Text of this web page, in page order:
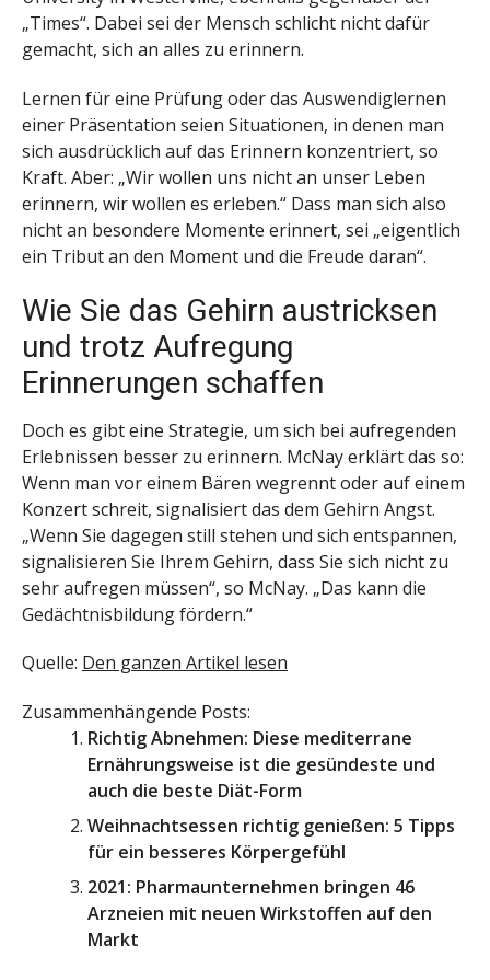
„Times“. Dabei sei der Mensch schlicht nicht dafür
gemacht, sich an alles zu erinnern.
Lernen für eine Prüfung oder das Auswendiglernen
einer Präsentation seien Situationen, in denen man
sich ausdrücklich auf das Erinnern konzentriert, so
Kraft. Aber: „Wir wollen uns nicht an unser Leben
erinnern, wir wollen es erleben.“ Dass man sich also
nicht an besondere Momente erinnert, sei „eigentlich
ein Tribut an den Moment und die Freude daran“.
Wie Sie das Gehirn austricksen
und trotz Aufregung
Erinnerungen schaffen
Doch es gibt eine Strategie, um sich bei aufregenden
Erlebnissen besser zu erinnern. McNay erklärt das so:
Wenn man vor einem Bären wegrennt oder auf einem
Konzert schreit, signalisiert das dem Gehirn Angst.
„Wenn Sie dagegen still stehen und sich entspannen,
signalisieren Sie Ihrem Gehirn, dass Sie sich nicht zu
sehr aufregen müssen“, so McNay. „Das kann die
Gedächtnisbildung fördern.“
Quelle: Den ganzen Artikel lesen
Zusammenhängende Posts:
Richtig Abnehmen: Diese mediterrane
Ernährungsweise ist die gesündeste und
auch die beste Diät-Form
Weihnachtsessen richtig genießen: 5 Tipps
für ein besseres Körpergefühl
2021: Pharmaunternehmen bringen 46
Arzneien mit neuen Wirkstoffen auf den
Markt